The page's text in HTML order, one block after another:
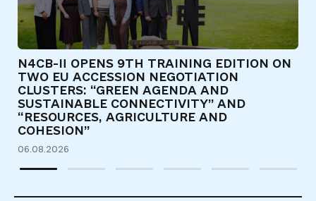
N4CB-II OPENS 9TH TRAINING EDITION ON
TWO EU ACCESSION NEGOTIATION
CLUSTERS: “GREEN AGENDA AND
SUSTAINABLE CONNECTIVITY” AND
“RESOURCES, AGRICULTURE AND
COHESION”
06.08.2026